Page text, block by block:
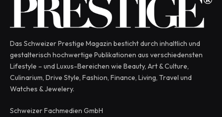
Das Schweizer Prestige Magazin besticht durch inhaltlich und
gestalterisch hochwertige Publikationen aus verschiedensten
Lifestyle – und Luxus-Bereichen wie Beauty, Art & Culture,
Culinarium, Drive Style, Fashion, Finance, Living, Travel und
Watches & Jewelery.
Schweizer Fachmedien GmbH